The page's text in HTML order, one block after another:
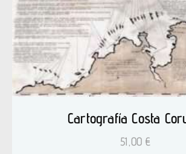
Cartografía Costa
51,00 €